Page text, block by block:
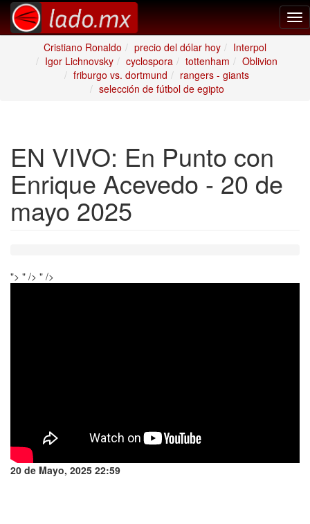
Cristiano Ronaldo
precio del dólar hoy
Interpol
Igor Lichnovsky
cyclospora tottenham
Oblivion
friburgo vs. dortmund
rangers - giants
selección de fútbol de egipto
EN VIVO: En Punto con
Enrique Acevedo - 20 de
mayo 2025
"> " /> " />
20 de Mayo, 2025 22:59